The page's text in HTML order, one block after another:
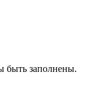
быть заполнены.